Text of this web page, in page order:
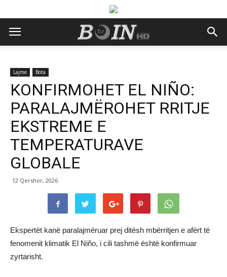
Lajme Bota
KONFIRMOHET EL NIÑO:
PARALAJMËROHET RRITJE
EKSTREME E
TEMPERATURAVE
GLOBALE
12 Qershor, 2026
Ekspertët kanë paralajmëruar prej ditësh mbërritjen e afërt të
fenomenit klimatik El Niño, i cili tashmë është konfirmuar
zyrtarisht.